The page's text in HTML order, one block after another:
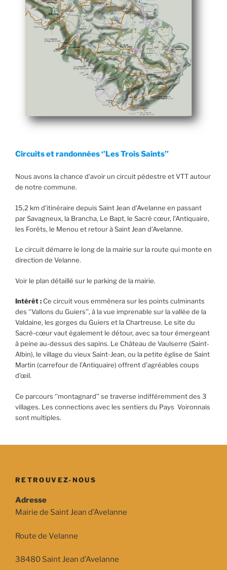
Circuits et randonnées ‘’Les Trois Saints’’
Nous avons la chance d’avoir un circuit pédestre et VTT autour
de notre commune.
15,2 km d’itinéraire depuis Saint Jean d’Avelanne en passant
par Savagneux, la Brancha, Le Bapt, le Sacré cœur, l’Antiquaire,
les Forêts, le Menou et retour à Saint Jean d’Avelanne.
Le circuit démarre le long de la mairie sur la route qui monte en
direction de Velanne.
Voir le plan détaillé sur le parking de la mairie.
Intérêt :Ce circuit vous emmènera sur les points culminants
des ‘’Vallons du Guiers’’, à la vue imprenable sur la vallée de la
Valdaine, les gorges du Guiers et la Chartreuse. Le site du
Sacré-cœur vaut également le détour, avec sa tour émergeant
à peine au-dessus des sapins. Le Château de Vaulserre (Saint-
Albin), le village du vieux Saint-Jean, ou la petite église de Saint
Martin (carrefour de l’Antiquaire) offrent d’agréables coups
d’œil.
Ce parcours ‘’montagnard’’ se traverse indifféremment des 3
villages. Les connections avec les sentiers du Pays Voironnais
sont multiples.
RETROUVEZ-NOUS
Adresse
Mairie de Saint Jean d’Avelanne
Route de Velanne
38480 Saint Jean d’Avelanne